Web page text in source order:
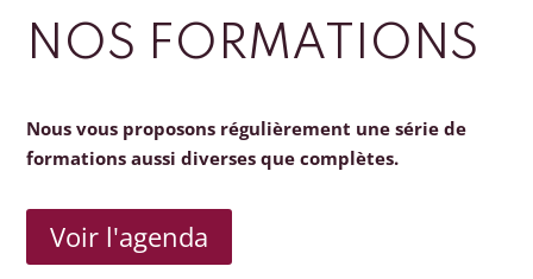
NOS FORMATIONS
Nous vous proposons régulièrement une série de
formations aussi diverses que complètes.
Voir l'agenda